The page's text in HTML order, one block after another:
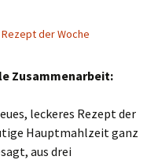
Rezept der Woche
Zusammenarbeit:
leckeres Rezept der
Hauptmahlzeit ganz
aus drei